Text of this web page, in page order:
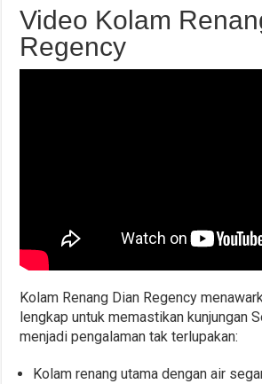
Video Kolam
Regency
Kolam Renang Dian Regency
lengkap untuk memastikan kunjungan
menjadi pengalaman tak terlupakan:
Kolam renang utama dengan air